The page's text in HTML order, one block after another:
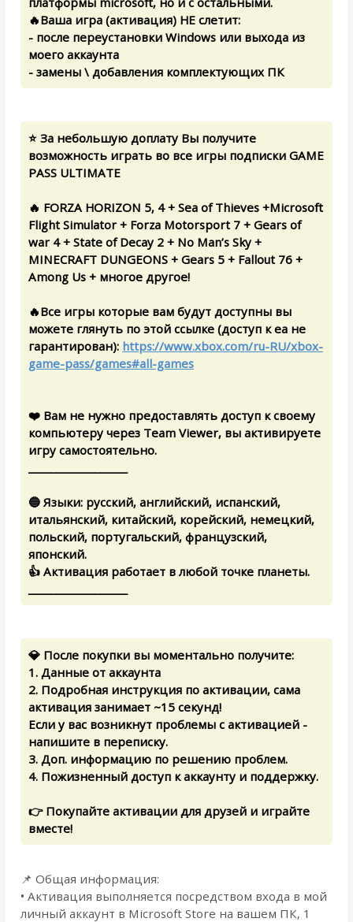
🔥Ваша игра (активация) НЕ слетит:
- после переустановки Windows или выхода из
моего аккаунта
- замены \ добавления комплектующих ПК
⭐ За небольшую доплату Вы получите
возможность играть во все игры подписки GAME
PASS ULTIMATE
🔥 FORZA HORIZON 5, 4 + Sea of Thieves +Microsoft
Flight Simulator + Forza Motorsport 7 + Gears of
war 4 + State of Decay 2 + No Man’s Sky +
MINECRAFT DUNGEONS + Gears 5 + Fallout 76 +
Among Us + многое другое!
🔥Все игры которые вам будут доступны вы
можете глянуть по этой ссылке (доступ к ea не
гарантирован): https://www.xbox.com/ru-RU/xbox-
game-pass/games#all-games
❤️ Вам не нужно предоставлять доступ к своему
компьютеру через Team Viewer, вы активируете
игру самостоятельно.
🔵 Языки: русский, английский, испанский,
итальянский, китайский, корейский, немецкий,
польский, португальский, французский,
японский.
👍 Активация работает в любой точке планеты.
💎 После покупки вы моментально получите:
1. Данные от аккаунта
2. Подробная инструкция по активации, сама
активация занимает ~15 cекунд!
Если у вас возникнут проблемы с активацией -
напишите в переписку.
3. Доп. информацию по решению проблем.
4. Пожизненный доступ к аккаунту и поддержку.
👉 Покупайте активации для друзей и играйте
вместе!
📌 Общая информация:
• Активация выполняется посредством входа в мой
личный аккаунт в Microsoft Store на вашем ПК, 1